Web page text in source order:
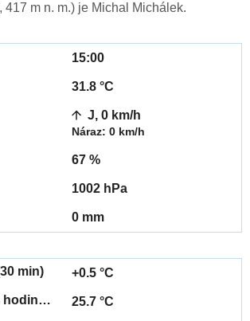
417 m n. m.) je Michal Michálek.
15:00
31.8 °C
J, 0 km/h
Náraz: 0 km/h
67 %
1002 hPa
0 mm
+0.5 °C
25.7 °C